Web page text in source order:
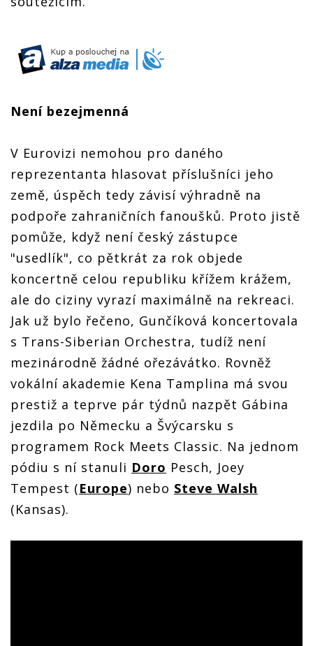
Není bezejmenná
V Eurovizi nemohou pro daného
reprezentanta hlasovat příslušníci jeho
země, úspěch tedy závisí výhradně na
podpoře zahraničních fanoušků. Proto jistě
pomůže, když není český zástupce
"usedlík", co pětkrát za rok objede
koncertně celou republiku křížem krážem,
ale do ciziny vyrazí maximálně na rekreaci.
Jak už bylo řečeno, Gunčíková koncertovala
s Trans-Siberian Orchestra, tudíž není
mezinárodně žádné ořezávátko. Rovněž
vokální akademie Kena Tamplina má svou
prestiž a teprve pár týdnů nazpět Gábina
jezdila po Německu a Švýcarsku s
programem Rock Meets Classic. Na jednom
pódiu s ní stanuli Doro Pesch, Joey
Tempest (Europe) nebo Steve Walsh
(Kansas).